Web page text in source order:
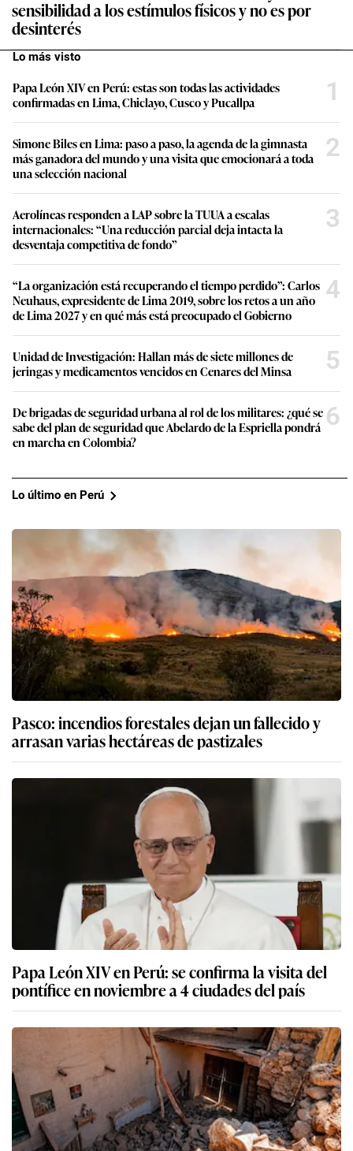
sensibilidad a los estímulos físicos y no es por
desinterés
Lo más visto
Papa León XIV en Perú: estas son todas las actividades
confirmadas en Lima, Chiclayo, Cusco y Pucallpa
1
Simone Biles en Lima: paso a paso, la agenda de la gimnasta
más ganadora del mundo y una visita que emocionará a toda
una selección nacional
2
Aerolíneas responden a LAP sobre la TUUA a escalas
internacionales: “Una reducción parcial deja intacta la
desventaja competitiva de fondo”
3
“La organización está recuperando el tiempo perdido”: Carlos
Neuhaus, expresidente de Lima 2019, sobre los retos a un año
de Lima 2027 y en qué más está preocupado el Gobierno
4
Unidad de Investigación: Hallan más de siete millones de
jeringas y medicamentos vencidos en Cenares del Minsa
5
De brigadas de seguridad urbana al rol de los militares: ¿qué se
sabe del plan de seguridad que Abelardo de la Espriella pondrá
en marcha en Colombia?
6
Lo último en Perú
Pasco: incendios forestales dejan un fallecido y
arrasan varias hectáreas de pastizales
Papa León XIV en Perú: se confirma la visita del
pontífice en noviembre a 4 ciudades del país